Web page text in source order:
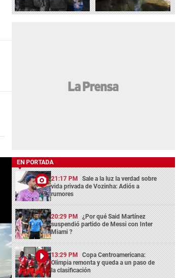
EN PORTADA
21:17 PM Sale a la luz la verdad sobre
vida privada de Vozinha: Adiós a
rumores
20:29 PM ¿Por qué Said Martínez
suspendió partido de Messi con Inter
Miami ?
13:29 PM Copa Centroamericana:
Olimpia remonta y queda a un paso de
la clasificación